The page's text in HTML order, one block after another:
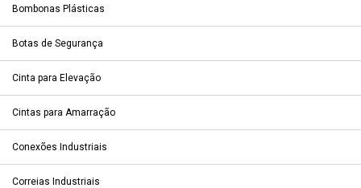
Bombonas Plásticas
Botas de Segurança
Cinta para Elevação
Cintas para Amarração
Conexões Industriais
Correias Industriais